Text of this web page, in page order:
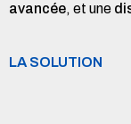
avancée, et une
LA SOLUTION